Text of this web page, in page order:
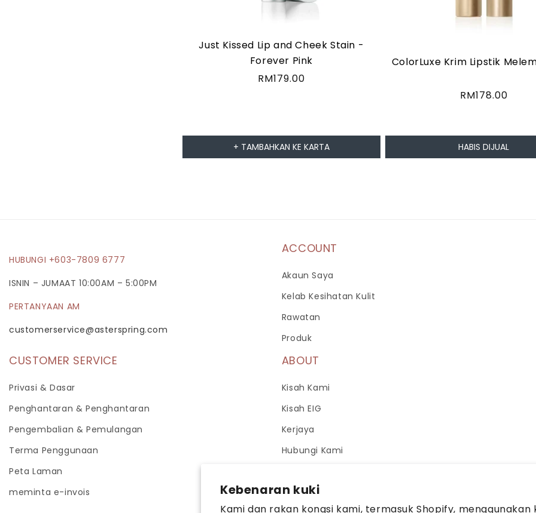
Kebenaran kuki
Kami dan rakan kongsi kami, termasuk Shopify, menggunakan
Just Kissed Lip and Cheek Stain -
Forever Pink
Harga
RM179.00
+ TAMBAHKAN KE KARTA
ColorLuxe Krim Lipstik
Harga
RM178.00
HABIS DIJUAL
HUBUNGI +603-7809 6777
ISNIN – JUMAAT 10:00AM – 5:00PM
PERTANYAAN AM
customerservice@asterspring.com
ACCOUNT
Akaun Saya
Kelab Kesihatan Kulit
Rawatan
Produk
CUSTOMER SERVICE
Privasi & Dasar
Penghantaran & Penghantaran
Pengembalian & Pemulangan
Terma Penggunaan
Peta Laman
meminta e-invois
ABOUT
Kisah Kami
Kisah EIG
Kerjaya
Hubungi Kami